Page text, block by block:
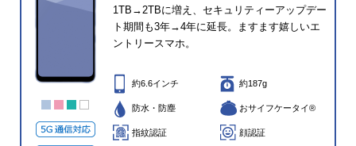
1TB→2TBに増え、セキュリティーアップデー
ト期間も3年→4年に延長。ますます嬉しいエ
ントリースマホ。
約6.6インチ 約187g
防水・防塵 おサイフケータイ®
指紋認証 顔認証